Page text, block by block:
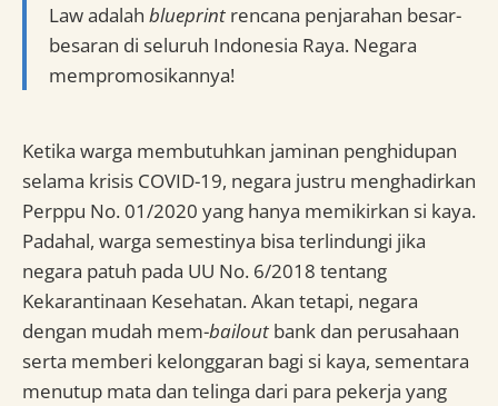
Law adalah blueprint rencana penjarahan besar-
besaran di seluruh Indonesia Raya. Negara
mempromosikannya!
Ketika warga membutuhkan jaminan penghidupan
selama krisis COVID-19, negara justru menghadirkan
Perppu No. 01/2020 yang hanya memikirkan si kaya.
Padahal, warga semestinya bisa terlindungi jika
negara patuh pada UU No. 6/2018 tentang
Kekarantinaan Kesehatan. Akan tetapi, negara
dengan mudah mem-bailout bank dan perusahaan
serta memberi kelonggaran bagi si kaya, sementara
menutup mata dan telinga dari para pekerja yang